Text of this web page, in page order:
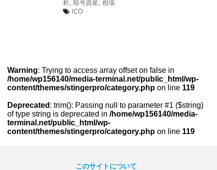
析 暗号資産 相場
ICO
Warning: Trying to access array offset on false in
/home/wp156140/media-terminal.net/public_html/wp-
content/themes/stingerpro/category.php on line 119
Deprecated : trim(): Passing null to parameter #1 ($string)
of type string is deprecated in /home/wp156140/media-
terminal.net/public_html/wp-
content/themes/stingerpro/category.php on line 119
このサイトについて